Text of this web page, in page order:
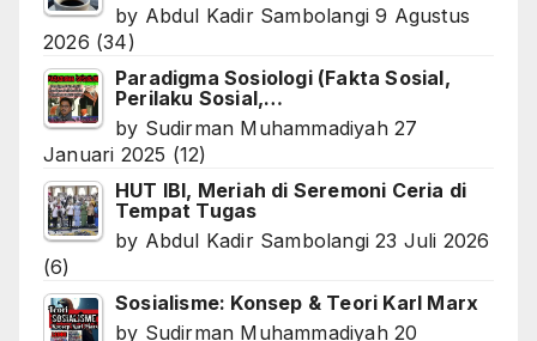
by Abdul Kadir Sambolangi 9 Agustus
2026 (34)
Paradigma Sosiologi (Fakta Sosial,
Perilaku Sosial,…
by Sudirman Muhammadiyah 27
Januari 2025 (12)
HUT IBI, Meriah di Seremoni Ceria di
Tempat Tugas
by Abdul Kadir Sambolangi 23 Juli 2026
(6)
Sosialisme: Konsep & Teori Karl Marx
by Sudirman Muhammadiyah 20